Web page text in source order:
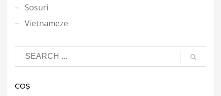
Sosuri
Vietnameze
COȘ